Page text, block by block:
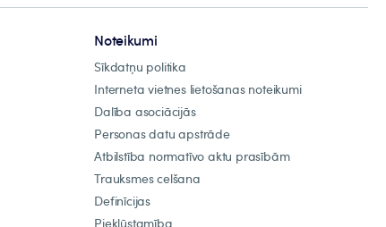
Noteikumi
Sīkdatņu politika
Interneta vietnes lietošanas noteikumi
Dalība asociācijās
Personas datu apstrāde
Atbilstība normatīvo aktu prasībām
Trauksmes celšana
Definīcijas
Piekļūstamība